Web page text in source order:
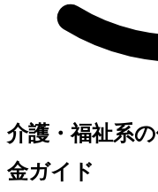
介護・福祉系
金ガイド